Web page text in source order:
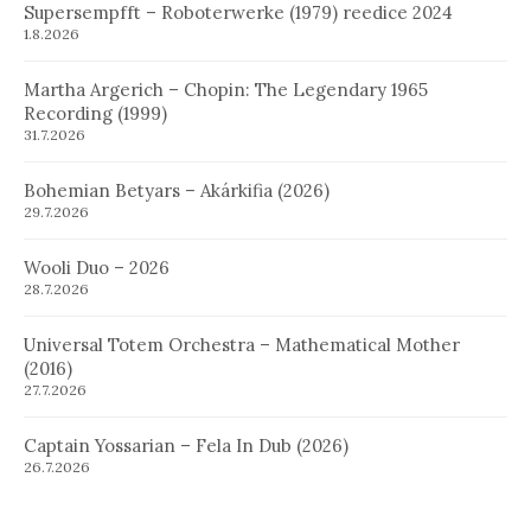
Supersempfft – Roboterwerke (1979) reedice 2024
1.8.2026
Martha Argerich – Chopin: The Legendary 1965
Recording (1999)
31.7.2026
Bohemian Betyars – Akárkifia (2026)
29.7.2026
Wooli Duo – 2026
28.7.2026
Universal Totem Orchestra – Mathematical Mother
(2016)
27.7.2026
Captain Yossarian – Fela In Dub (2026)
26.7.2026